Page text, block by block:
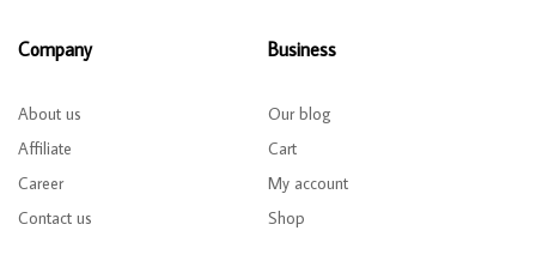
Company
About us
Affiliate
Career
Contact us
Business
Our blog
Cart
My account
Shop